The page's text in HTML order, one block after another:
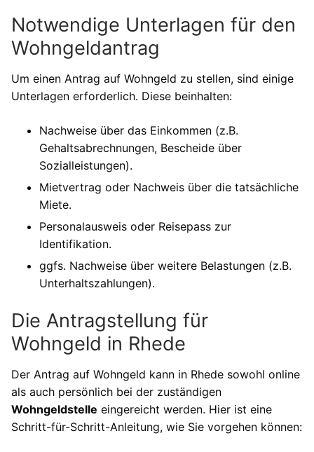
Notwendige Unterlagen für den
Wohngeldantrag
Um einen Antrag auf Wohngeld zu stellen, sind einige
Unterlagen erforderlich. Diese beinhalten:
Nachweise über das Einkommen (z.B.
Gehaltsabrechnungen, Bescheide über
Sozialleistungen).
Mietvertrag oder Nachweis über die tatsächliche
Miete.
Personalausweis oder Reisepass zur
Identifikation.
ggfs. Nachweise über weitere Belastungen (z.B.
Unterhaltszahlungen).
Die Antragstellung für
Wohngeld in Rhede
Der Antrag auf Wohngeld kann in Rhede sowohl online
als auch persönlich bei der zuständigen
Wohngeldstelle eingereicht werden. Hier ist eine
Schritt-für-Schritt-Anleitung, wie Sie vorgehen können: